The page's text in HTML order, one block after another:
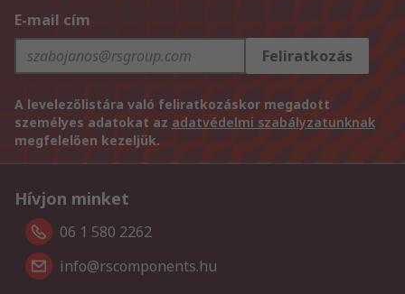
E-mail cím
Feliratkozás
A levelezőlistára való feliratkozáskor megadott
személyes adatokat az adatvédelmi szabályzatunknak
megfelelően kezeljük.
Hívjon minket
06 1 580 2262
info@rscomponents.hu